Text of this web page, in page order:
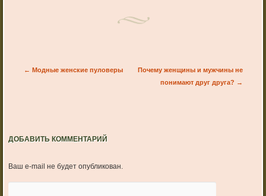
Post navigation
← Модные женские пуловеры
Почему женщины и мужчины не
понимают друг друга? →
ДОБАВИТЬ КОММЕНТАРИЙ
Ваш e-mail не будет опубликован.